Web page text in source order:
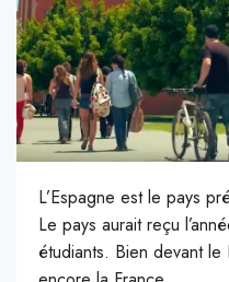
L’Espagne est le pays
Le pays aurait reçu
étudiants. Bien devant le